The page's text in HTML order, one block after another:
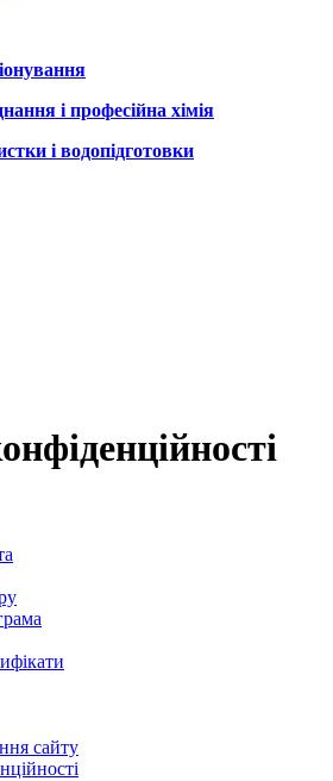
і професійна хімія
і водопідготовки
сайту